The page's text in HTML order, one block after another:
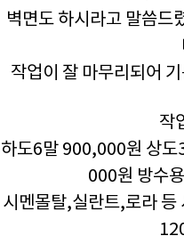
벽면도 하시라고 말씀드
작업이 잘 마무리되어
작
하도6말 900,000원 상
000원 방수
시멘몰탈,실란트,로라 등